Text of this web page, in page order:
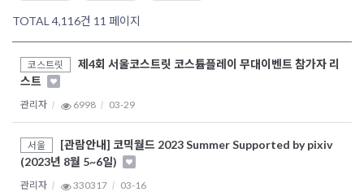
TOTAL 4,116건 11 페이지
코스트릿
제4회 서울코스트릿 코스튬플레이 무대이벤트 참가자 리
스트
관리자 6998 03-29
서울
[관람안내] 코믹월드 2023 Summer Supported by pixiv
(2023년 8월 5~6일)
관리자 330317 03-16